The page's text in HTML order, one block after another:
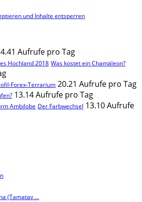
und Inhalte entsperren
Aufrufe pro Tag
Was kostet ein Chamäleon?
Forex-Terrarium 20.21 Aufrufe pro Tag
13.14 Aufrufe pro Tag
Der Farbwechsel 13.10 Aufrufe
(Tamatav ...